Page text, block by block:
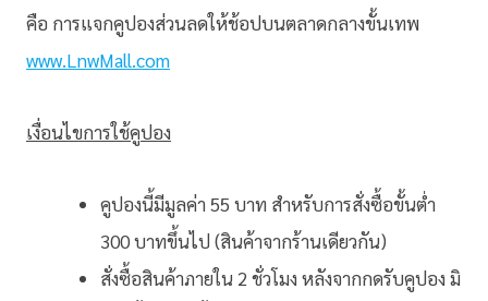
คือ การแจกคูปองส่วนลดให้ช้อปบนตลาดกลางขั้นเทพ
www.LnwMall.com
เงื่อนไขการใช้คูปอง
คูปองนี้มีมูลค่า 55 บาท สำหรับการสั่งซื้อขั้นต่ำ
300 บาทขึ้นไป (สินค้าจากร้านเดียวกัน)
สั่งซื้อสินค้าภายใน 2 ชั่วโมง หลังจากกดรับคูปอง มิ